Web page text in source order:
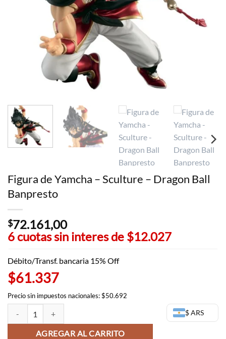
Figura de Yamcha – Sculture – Dragon Ball
Banpresto
$72.161,00
6 cuotas sin interes de $12.027
Débito/Transf. bancaria 15% Off
$61.337
Precio sin impuestos nacionales: $50.692
$ ARS
Figura de Yamcha - Sculture - Dragon Ball Banpresto cantidad
AGREGAR AL CARRITO